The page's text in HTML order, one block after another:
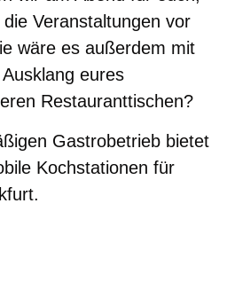
Veranstaltungen vor
wäre es außerdem mit
eures
Restauranttischen?
Gastrobetrieb bietet
Kochstationen für